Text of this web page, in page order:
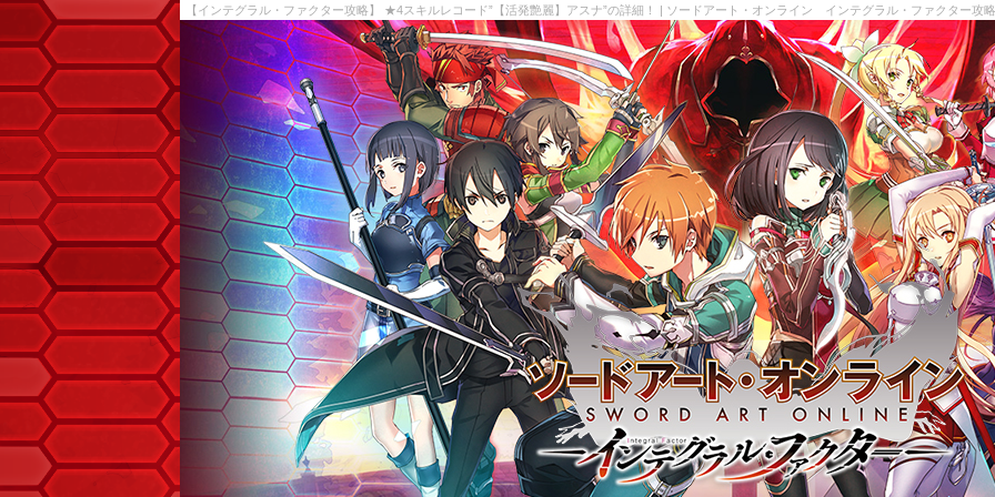
【インテグラル・ファクター攻略】 ★4スキルレコード”【活発艶麗】アスナ”の詳細！ | ソードアート・オンライン インテグラル・ファクター攻